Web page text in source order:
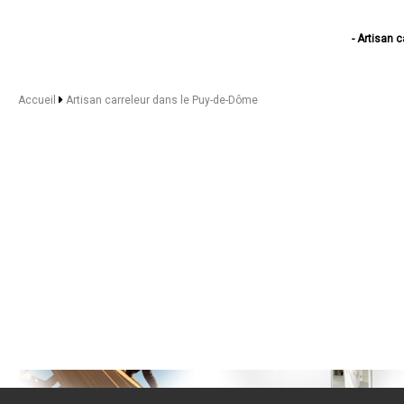
- Artisan
Accueil Artisan carreleur dans le Puy-de-Dôme